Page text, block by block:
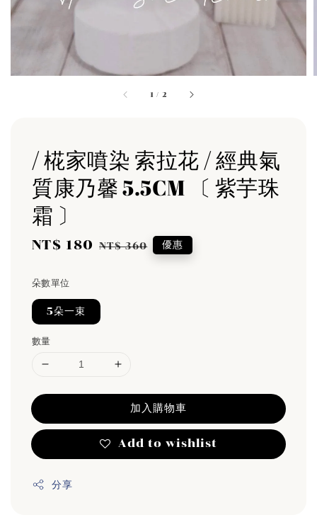
1 / 2
/ 椛家噴染 索拉花 / 經典氣
質康乃馨 5.5CM 〔 紫芋珠
霜 〕
Sale
NT$ 180 Regular
NT$ 360 優惠
朵數單位
5朵一束
數量
加入購物車
Add to wishlist
分享